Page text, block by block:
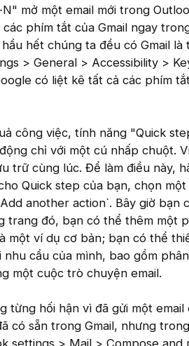
mở một email mới trong
phím tắt của Gmail ngay
hết chúng ta đều có Gmail
> General > Accessibility >
có liệt kê tất cả các phím
công việc, tính năng "Quick
chỉ với một cú nhấp chuột.
trữ cùng lúc. Để làm điều này,
Quick step của bạn, chọn
another action`. Bây giờ
trang đó, bạn có thể thêm một
một ví dụ cơ bản; bạn có thể
cầu của mình, bao gồm
một cuộc trò chuyện email.
từng hối hận vì đã gửi một
có sẵn trong Gmail, nhưng
settings > Mail > Compose